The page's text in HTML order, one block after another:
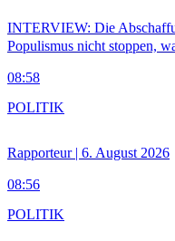
INTERVIEW: Die
Populismus nicht stoppen,
08:58
Rapporteur | 6. August 2026
08:56
POLITIK
POLITIK